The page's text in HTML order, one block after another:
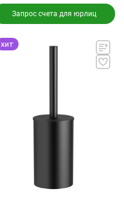
Запрос счета для юрлиц
хит